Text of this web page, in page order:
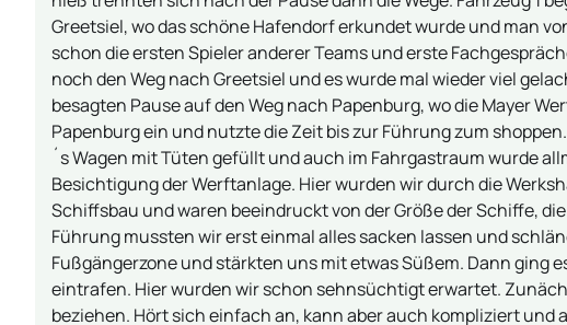
Greetsiel, wo das schöne Hafendorf erkundet wurde und man
schon die ersten Spieler anderer Teams und erste
noch den Weg nach Greetsiel und es wurde mal wieder viel
besagten Pause auf den Weg nach Papenburg, wo die Mayer
Papenburg ein und nutzte die Zeit bis zur Führung zum
´s Wagen mit Tüten gefüllt und auch im Fahrgastraum wurde
Besichtigung der Werftanlage. Hier wurden wir durch die
Schiffsbau und waren beeindruckt von der Größe der Schiffe,
Führung mussten wir erst einmal alles sacken lassen und
Fußgängerzone und stärkten uns mit etwas Süßem. Dann ging
eintrafen. Hier wurden wir schon sehnsüchtigt erwartet.
beziehen. Hört sich einfach an, kann aber auch kompliziert und